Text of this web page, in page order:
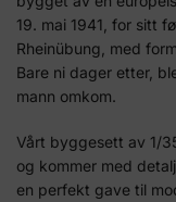
19. mai 1941, for sitt
Rheinübung, med
Bare ni dager etter,
mann omkom.
Vårt byggesett av 1/
og kommer med
en perfekt gave til